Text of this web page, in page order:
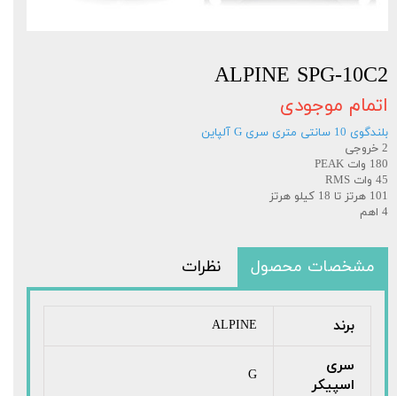
ALPINE SPG-10C2
اتمام موجودی
بلندگوی 10 سانتی متری سری G آلپاین
2 خروجی
180 وات PEAK
45 وات RMS
101 هرتز تا 18 کیلو هرتز
4 اهم
مشخصات محصول نظرات
برند ALPINE
سری
اسپیکر
G